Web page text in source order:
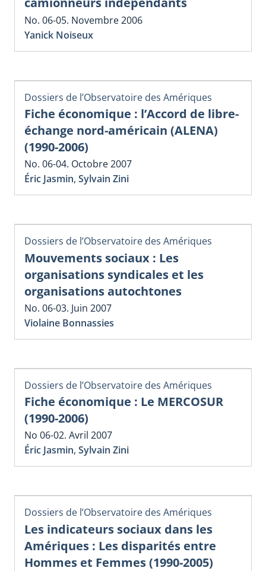
No. 06-05. Novembre 2006
Yanick Noiseux
Dossiers de l’Observatoire des Amériques
Fiche économique : l’Accord de libre-
échange nord-américain (ALENA)
(1990-2006)
No. 06-04. Octobre 2007
Éric Jasmin, Sylvain Zini
Dossiers de l’Observatoire des Amériques
Mouvements sociaux : Les
organisations syndicales et les
organisations autochtones
No. 06-03. Juin 2007
Violaine Bonnassies
Dossiers de l’Observatoire des Amériques
Fiche économique : Le MERCOSUR
(1990-2006)
No 06-02. Avril 2007
Éric Jasmin, Sylvain Zini
Dossiers de l’Observatoire des Amériques
Les indicateurs sociaux dans les
Amériques : Les disparités entre
Hommes et Femmes (1990-2005)